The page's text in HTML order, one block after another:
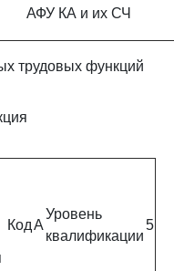
АФУ КА и их СЧ
трудовых функций
КодA
Уровень
квалификации
5